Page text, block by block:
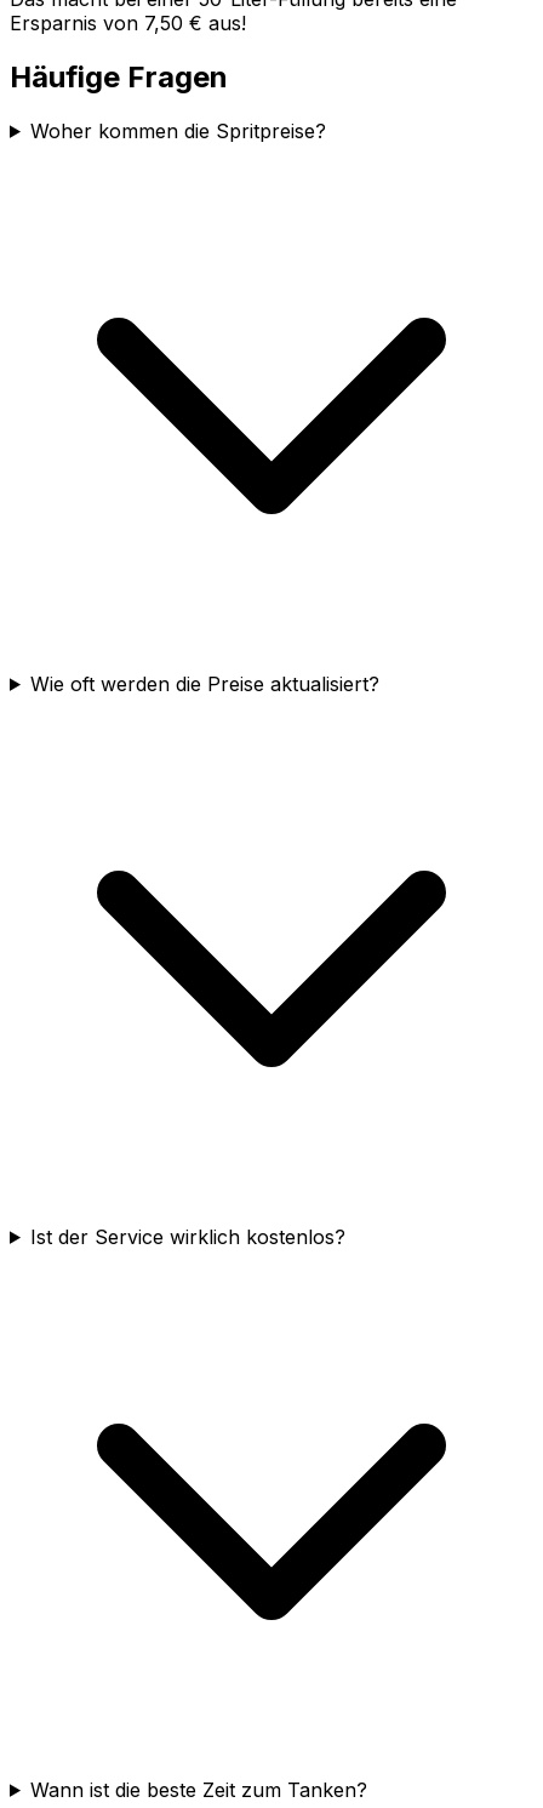
Ersparnis von 7,50 € aus!
Häufige Fragen
Woher kommen die Spritpreise?
Wie oft werden die Preise aktualisiert?
Ist der Service wirklich kostenlos?
Wann ist die beste Zeit zum Tanken?